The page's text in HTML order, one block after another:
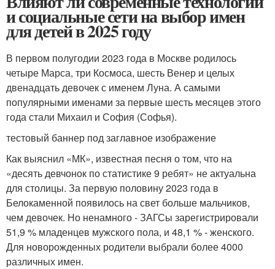
и социальные сети на выбор имен
для детей в 2025 году
В первом полугодии 2023 года в Москве родилось
четыре Марса, три Космоса, шесть Венер и целых
двенадцать девочек с именем Луна. А самыми
популярными именами за первые шесть месяцев этого
года стали Михаил и София (Софья).
тестовый баннер под заглавное изображение
Как выяснил «МК», известная песня о том, что на
«десять девчонок по статистике 9 ребят» не актуальна
для столицы. За первую половину 2023 года в
Белокаменной появилось на свет больше мальчиков,
чем девочек. Но ненамного - ЗАГСы зарегистрировали
51,9 % младенцев мужского пола, и 48,1 % - женского.
Для новорожденных родители выбрали более 4000
различных имен.